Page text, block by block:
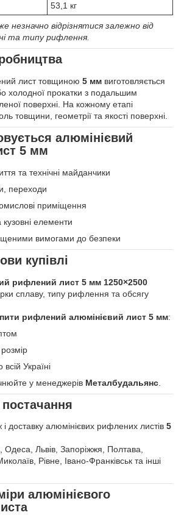
53,1 кг
незначно відрізнятися залежно від
та типу рифлення.
лист товщиною 5 мм виготовляється
холодної прокатки з подальшим
поверхні. На кожному етапі
товщини, геометрії та якості поверхні.
алюмінієвий
5 мм
та технічні майданчики
переходи
приміщення
кузовні елементи
вимогами до безпеки
купівлі
рифлений лист 5 мм 1250×2500
сплаву, типу рифлення та обсягу
рифлений алюмінієвий лист 5 мм:
Україні
у менеджерів Металбудальянс
доставку алюмінієвих рифлених листів 5
Одеса, Львів, Запоріжжя, Полтава,
Рівне, Івано-Франківськ та інші
алюмінієвого